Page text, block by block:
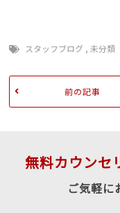
スタッフブログ ,未分類
前の記事
無料カウンセ
ご気軽